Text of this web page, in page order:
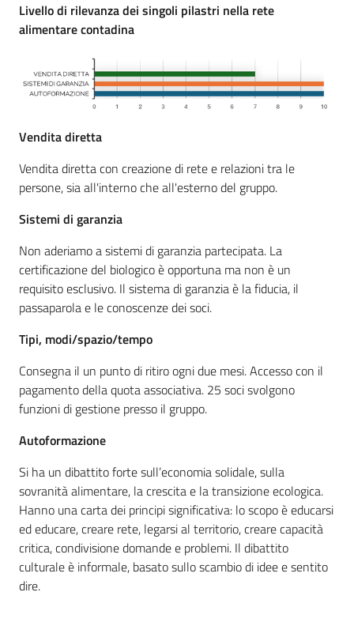
Livello di rilevanza dei singoli pilastri nella rete
alimentare contadina
Vendita diretta
Vendita diretta con creazione di rete e relazioni tra le
persone, sia all'interno che all'esterno del gruppo.
Sistemi di garanzia
Non aderiamo a sistemi di garanzia partecipata. La
certificazione del biologico è opportuna ma non è un
requisito esclusivo. Il sistema di garanzia è la fiducia, il
passaparola e le conoscenze dei soci.
Tipi, modi/spazio/tempo
Consegna il un punto di ritiro ogni due mesi. Accesso con il
pagamento della quota associativa. 25 soci svolgono
funzioni di gestione presso il gruppo.
Autoformazione
Si ha un dibattito forte sull’economia solidale, sulla
sovranità alimentare, la crescita e la transizione ecologica.
Hanno una carta dei principi significativa: lo scopo è educarsi
ed educare, creare rete, legarsi al territorio, creare capacità
critica, condivisione domande e problemi. Il dibattito
culturale è informale, basato sullo scambio di idee e sentito
dire.